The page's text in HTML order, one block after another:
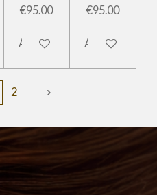
€95.00
Add to cart
€95.00
Add to cart
2